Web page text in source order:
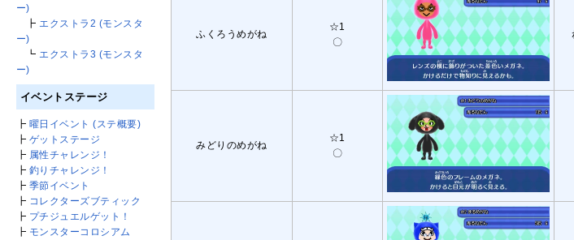
ふくろうめがね
☆1
〇
みどりのめがね
☆1
〇
ー)
┣ エクストラ2 (モンスタ
ー)
┗ エクストラ3 (モンスタ
ー)
イベントステージ
┣ 曜日イベント (ステ概要)
┣ ゲットステージ
┣ 属性チャレンジ！
┣ 釣りチャレンジ！
┣ 季節イベント
┣ コレクターズブティック
┣ プチジュエルゲット！
┣ モンスターコロシアム